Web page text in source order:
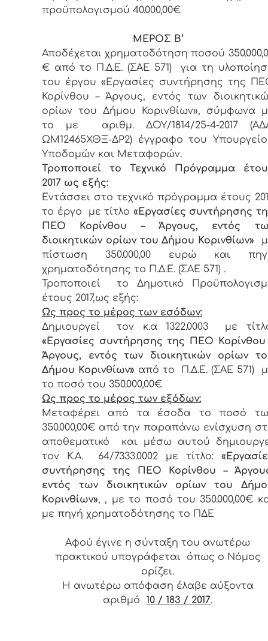
προϋπολογισμού 40.000,00€
ΜΕΡΟΣ B‘
Αποδέχεται χρηματοδότηση ποσού
€ από το Π.Δ.Ε. (ΣΑΕ 571) για τη
του έργου «Εργασίες συντήρησης της
Κορίνθου – Άργους, εντός των
ορίων του Δήμου Κορινθίων», σύμφωνα
το με αριθμ. ΔΟΥ/1814/25-4-2017
ΩΜ12465ΧΘΞ-ΔΡ2) έγγραφο του
Υποδομών και Μεταφορών.
Τροποποιεί το Τεχνικό Πρόγραμμα
2017 ως εξής:
Εντάσσει στο τεχνικό πρόγραμμα έτους
το έργο με τίτλο «Εργασίες συντήρησης
ΠΕΟ Κορίνθου – Άργους, εντός
διοικητικών ορίων του Δήμου Κορινθίων»
πίστωση 350.000,00 ευρώ και
χρηματοδότησης το Π.Δ.Ε. (ΣΑΕ 571) .
Τροποποιεί το Δημοτικό
έτους 2017,ως εξής:
Ως προς το μέρος των εσόδων:
Δημιουργεί τον κ.α 1322.0003 με
«Εργασίες συντήρησης της ΠΕO Κορίνθου
Άργους, εντός των διοικητικών ορίων
Δήμου Κορινθίων» από το Π.Δ.Ε. (ΣΑΕ 571)
το ποσό του 350.000,00€
Ως προς το μέρος των εξόδων:
Μεταφέρει από τα έσοδα το ποσό
350.000,00€ από την παραπάνω ενίσχυση
αποθεματικό και μέσω αυτού
τον Κ.Α. 64/7333.0002 με τίτλο:
συντήρησης της ΠΕO Κορίνθου –
εντός των διοικητικών ορίων του
Κορινθίων», , με το ποσό του 350.000,00€
με πηγή χρηματοδότησης το ΠΔΕ
Αφού έγινε η σύνταξη του ανωτέρω
πρακτικού υπογράφεται όπως ο Νόμος
ορίζει.
Η ανωτέρω απόφαση έλαβε αύξοντα
αριθμό10 / 183 / 2017.